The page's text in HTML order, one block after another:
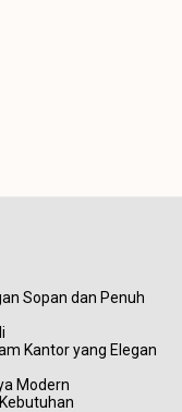
Sopan dan Penuh
Kantor yang Elegan
Modern